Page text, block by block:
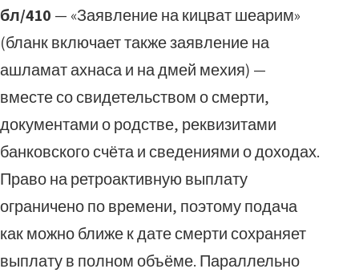
бл/410 — «Заявление на кицват шеарим»
(бланк включает также заявление на
ашламат ахнаса и на дмей мехия) —
вместе со свидетельством о смерти,
документами о родстве, реквизитами
банковского счёта и сведениями о доходах.
Право на ретроактивную выплату
ограничено по времени, поэтому подача
как можно ближе к дате смерти сохраняет
выплату в полном объёме. Параллельно